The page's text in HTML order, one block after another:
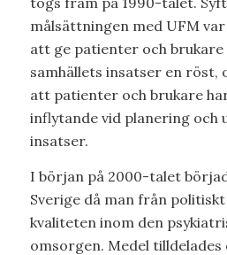
målsättningen med UFM
att ge patienter och brukare
samhällets insatser en röst,
att patienter och brukare
inflytande vid planering och
insatser.
I början på 2000-talet
Sverige då man från
kvaliteten inom den
omsorgen. Medel